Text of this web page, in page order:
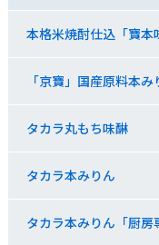
本格米焼酎仕込「寶本
「京寶」国産原料本み
タカラ丸もち味醂
タカラ本みりん
タカラ本みりん「厨房